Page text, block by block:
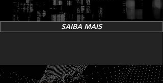
SAIBA MAIS